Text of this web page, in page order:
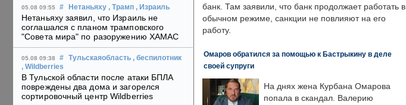
05.08 09:55 # Нетаньяху , Трамп , Израиль
Нетаньяху заявил, что Израиль не
соглашался с планом трамповского
"Совета мира" по разоружению ХАМАС
05.08 09:38 # Тульскаяобласть , беспилотник
, Wildberries
В Тульской области после атаки БПЛА
повреждены два дома и загорелся
сортировочный центр Wildberries
банк. Там заявили, что банк продолжает работать в
обычном режиме, санкции не повлияют на его
работу.
Омаров обратился за помощью к Бастрыкину в деле
своей супруги
На днях жена Курбана Омарова
попала в скандал. Валерию